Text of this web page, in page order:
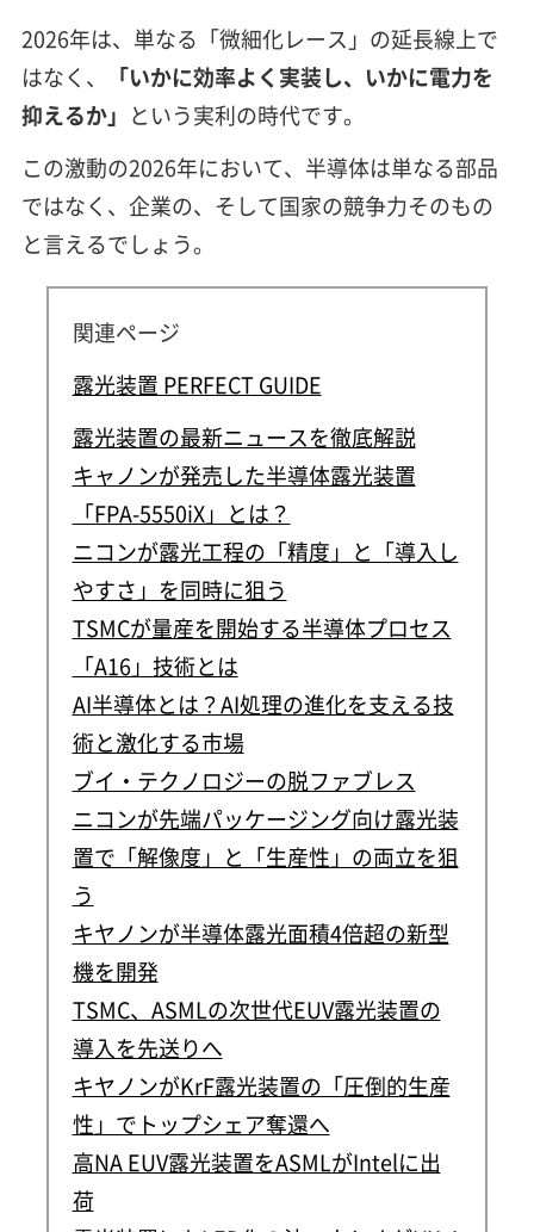
2026年は、単なる「微細化レース」の延長線上で
はなく、
「いかに効率よく実装し、いかに電力を
抑えるか」 という実利の時代です。
この激動の2026年において、半導体は単なる部品
ではなく、企業の、そして国家の競争力そのもの
と言えるでしょう。
関連ページ
露光装置 PERFECT GUIDE
露光装置の最新ニュースを徹底解説
キャノンが発売した半導体露光装置
「FPA-5550iX」とは？
ニコンが露光工程の「精度」と「導入し
やすさ」を同時に狙う
TSMCが量産を開始する半導体プロセス
「A16」技術とは
AI半導体とは？AI処理の進化を支える技
術と激化する市場
ブイ・テクノロジーの脱ファブレス
ニコンが先端パッケージング向け露光装
置で「解像度」と「生産性」の両立を狙
う
キヤノンが半導体露光面積4倍超の新型
機を開発
TSMC、ASMLの次世代EUV露光装置の
導入を先送りへ
キヤノンがKrF露光装置の「圧倒的生産
性」でトップシェア奪還へ
高NA EUV露光装置をASMLがIntelに出
荷